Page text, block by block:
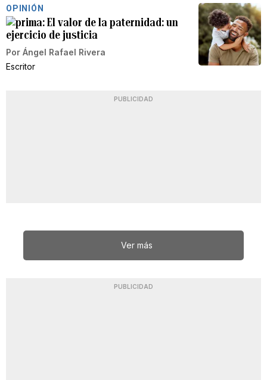
OPINIÓN
El valor de la paternidad: un
ejercicio de justicia
Por Ángel Rafael Rivera
Escritor
PUBLICIDAD
Ver más
PUBLICIDAD